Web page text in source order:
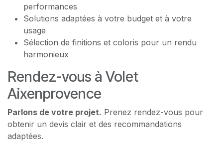
performances
Solutions adaptées à votre budget et à votre
usage
Sélection de finitions et coloris pour un rendu
harmonieux
Rendez-vous à Volet
Aixenprovence
Parlons de votre projet. Prenez rendez-vous pour
obtenir un devis clair et des recommandations
adaptées.